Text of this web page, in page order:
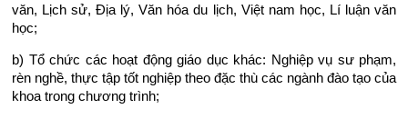
văn, Lịch sử, Địa lý, Văn hóa du lịch, Việt nam học, Lí luận văn
học;
b) Tổ chức các hoạt động giáo dục khác: Nghiệp vụ sư phạm,
rèn nghề, thực tập tốt nghiệp theo đặc thù các ngành đào tạo của
khoa trong chương trình;